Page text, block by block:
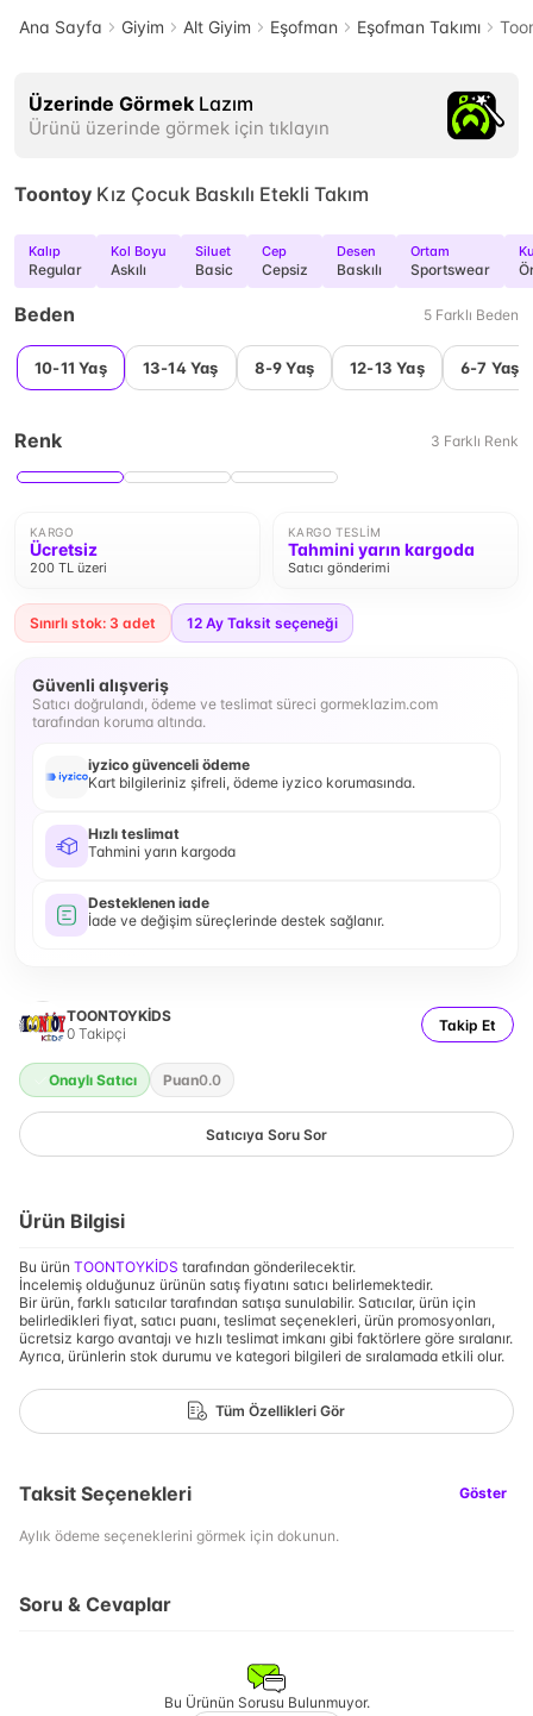
Ana Sayfa Giyim Alt Giyim Eşofman Eşofman Takımı
Üzerinde Görmek Lazım
Ürünü üzerinde görmek için tıklayın
Toontoy Kız Çocuk Baskılı Etekli Takım
Kalıp
Regular
Kol Boyu
Askılı
Siluet
Basic
Cep
Cepsiz
Desen
Baskılı
Ortam
Sportswear
Beden 5 Farklı Beden
10-11 Yaş 13-14 Yaş 8-9 Yaş 12-13 Yaş 6-7 Yaş
Renk 3 Farklı Renk
KARGO
Ücretsiz
200 TL üzeri
KARGO TESLIM
Tahmini yarın kargoda
Satıcı gönderimi
Sınırlı stok: 3 adet 12 Ay Taksit seçeneği
Güvenli alışveriş
Satıcı doğrulandı, ödeme ve teslimat süreci gormeklazim.com
tarafından koruma altında.
iyzico güvenceli ödeme
Kart bilgileriniz şifreli, ödeme iyzico korumasında.
Hızlı teslimat
Tahmini yarın kargoda
Desteklenen iade
İade ve değişim süreçlerinde destek sağlanır.
TOONTOYKİDS
0 Takipçi Takip Et
Onaylı Satıcı Puan0.0
Satıcıya Soru Sor
Ürün Bilgisi
Bu ürün TOONTOYKİDS tarafından gönderilecektir.
İncelemiş olduğunuz ürünün satış fiyatını satıcı belirlemektedir.
Bir ürün, farklı satıcılar tarafından satışa sunulabilir. Satıcılar, ürün için
belirledikleri fiyat, satıcı puanı, teslimat seçenekleri, ürün promosyonları,
ücretsiz kargo avantajı ve hızlı teslimat imkanı gibi faktörlere göre sıralanır.
Ayrıca, ürünlerin stok durumu ve kategori bilgileri de sıralamada etkili olur.
Tüm Özellikleri Gör
Taksit Seçenekleri Göster
Aylık ödeme seçeneklerini görmek için dokunun.
Soru & Cevaplar
Bu Ürünün Sorusu Bulunmuyor.